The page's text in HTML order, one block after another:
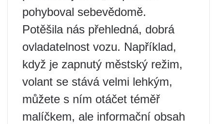
pohyboval sebevědomě.
Potěšila nás přehledná, dobrá
ovladatelnost vozu. Například,
když je zapnutý městský režim,
volant se stává velmi lehkým,
můžete s ním otáčet téměř
malíčkem, ale informační obsah